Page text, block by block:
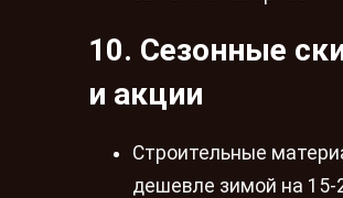
10. Сезонные
и акции
Строительные
дешевле зимой на 15-